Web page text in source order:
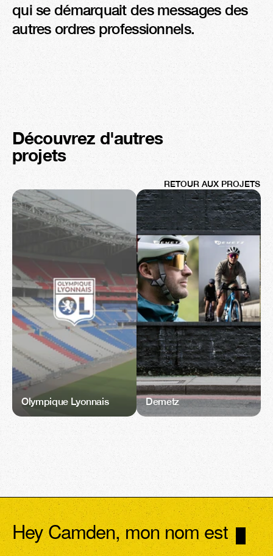
qui se démarquait des messages des
autres ordres professionnels.
Découvrez d'autres
projets
RETOUR AUX PROJETS
Olympique Lyonnais Demetz
Hey Camden, mon nom est